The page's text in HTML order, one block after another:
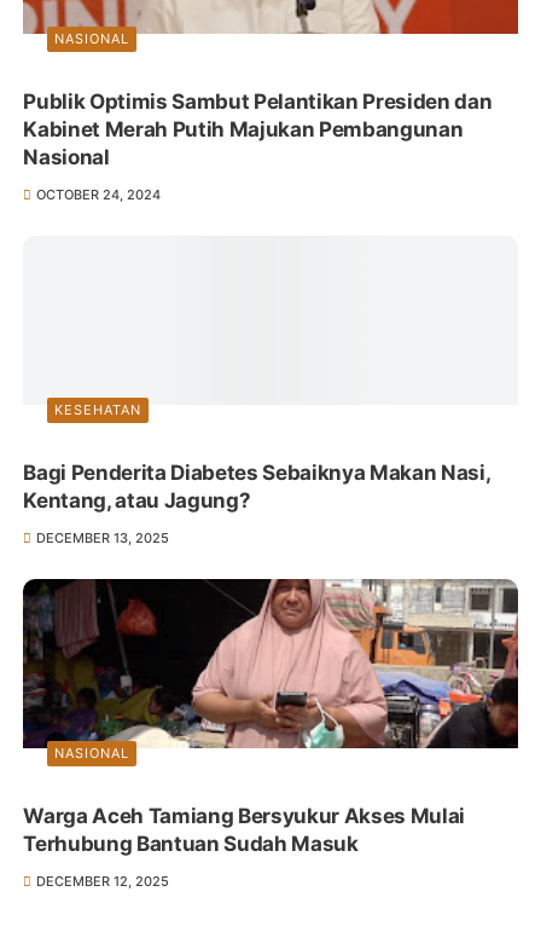
NASIONAL
Publik Optimis Sambut Pelantikan Presiden dan
Kabinet Merah Putih Majukan Pembangunan
Nasional
OCTOBER 24, 2024
KESEHATAN
Bagi Penderita Diabetes Sebaiknya Makan Nasi,
Kentang, atau Jagung?
DECEMBER 13, 2025
NASIONAL
Warga Aceh Tamiang Bersyukur Akses Mulai
Terhubung Bantuan Sudah Masuk
DECEMBER 12, 2025